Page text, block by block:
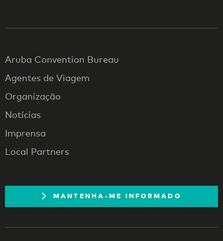
Aruba Convention Bureau
Agentes de Viagem
Organização
Notícias
Imprensa
Local Partners
MANTENHA-ME INFORMADO